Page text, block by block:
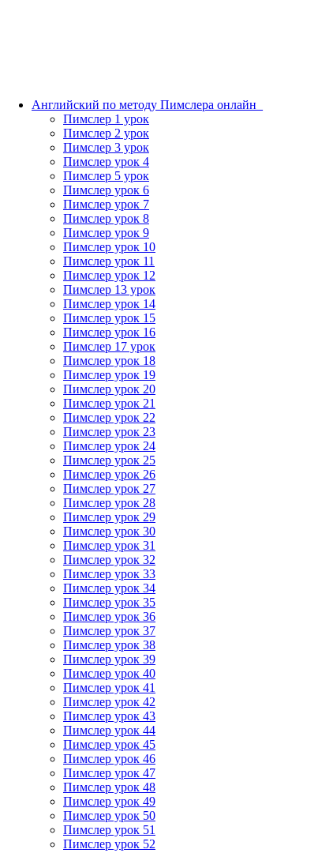
Английский по методу Пимслера онлайн_
Пимслер 1 урок
Пимслер 2 урок
Пимслер 3 урок
Пимслер урок 4
Пимслер 5 урок
Пимслер урок 6
Пимслер урок 7
Пимслер урок 8
Пимслер урок 9
Пимслер урок 10
Пимслер урок 11
Пимслер урок 12
Пимслер 13 урок
Пимслер урок 14
Пимслер урок 15
Пимслер урок 16
Пимслер 17 урок
Пимслер урок 18
Пимслер урок 19
Пимслер урок 20
Пимслер урок 21
Пимслер урок 22
Пимслер урок 23
Пимслер урок 24
Пимслер урок 25
Пимслер урок 26
Пимслер урок 27
Пимслер урок 28
Пимслер урок 29
Пимслер урок 30
Пимслер урок 31
Пимслер урок 32
Пимслер урок 33
Пимслер урок 34
Пимслер урок 35
Пимслер урок 36
Пимслер урок 37
Пимслер урок 38
Пимслер урок 39
Пимслер урок 40
Пимслер урок 41
Пимслер урок 42
Пимслер урок 43
Пимслер урок 44
Пимслер урок 45
Пимслер урок 46
Пимслер урок 47
Пимслер урок 48
Пимслер урок 49
Пимслер урок 50
Пимслер урок 51
Пимслер урок 52